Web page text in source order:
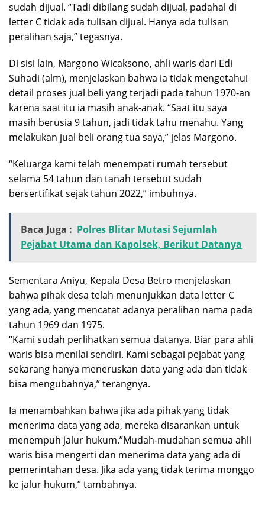
sudah dijual. “Tadi dibilang sudah dijual, padahal di
letter C tidak ada tulisan dijual. Hanya ada tulisan
peralihan saja,” tegasnya.
Di sisi lain, Margono Wicaksono, ahli waris dari Edi
Suhadi (alm), menjelaskan bahwa ia tidak mengetahui
detail proses jual beli yang terjadi pada tahun 1970-an
karena saat itu ia masih anak-anak. “Saat itu saya
masih berusia 9 tahun, jadi tidak tahu menahu. Yang
melakukan jual beli orang tua saya,” jelas Margono.
“Keluarga kami telah menempati rumah tersebut
selama 54 tahun dan tanah tersebut sudah
bersertifikat sejak tahun 2022,” imbuhnya.
Baca Juga : Polres Blitar Mutasi Sejumlah
Pejabat Utama dan Kapolsek, Berikut Datanya
Sementara Aniyu, Kepala Desa Betro menjelaskan
bahwa pihak desa telah menunjukkan data letter C
yang ada, yang mencatat adanya peralihan nama pada
tahun 1969 dan 1975.
“Kami sudah perlihatkan semua datanya. Biar para ahli
waris bisa menilai sendiri. Kami sebagai pejabat yang
sekarang hanya meneruskan data yang ada dan tidak
bisa mengubahnya,” terangnya.
Ia menambahkan bahwa jika ada pihak yang tidak
menerima data yang ada, mereka disarankan untuk
menempuh jalur hukum.”Mudah-mudahan semua ahli
waris bisa mengerti dan menerima data yang ada di
pemerintahan desa. Jika ada yang tidak terima monggo
ke jalur hukum,” tambahnya.